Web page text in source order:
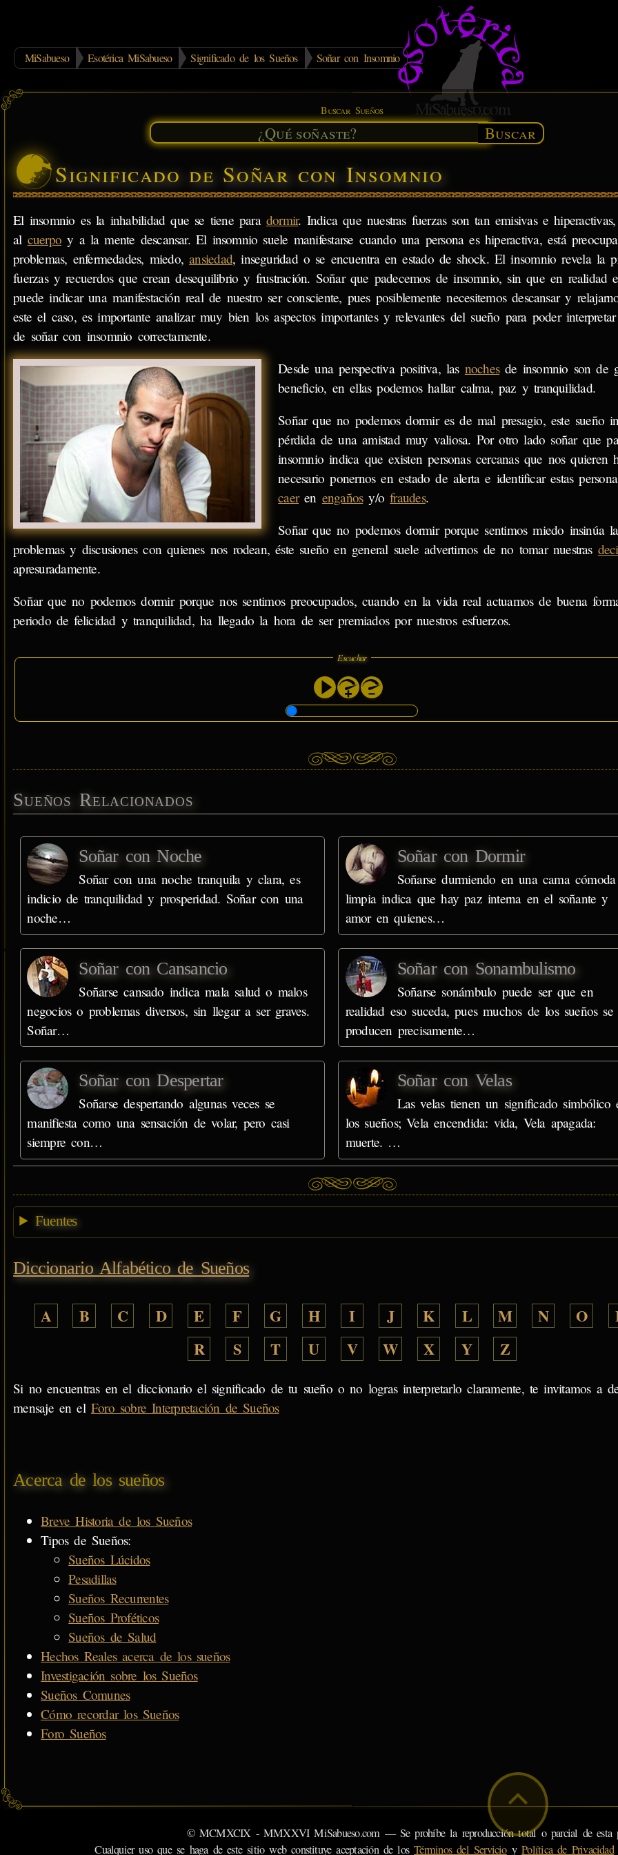
MiSabueso Esotérica MiSabueso Significado de los Sueños Soñar con Insomnio
Buscar Sueños
Buscar
Significado de Soñar con Insomnio
El insomnio es la inhabilidad que se tiene para dormir. Indica que nuestras fuerzas son tan emisivas e
al cuerpo y a la mente descansar. El insomnio suele manifestarse cuando una persona es hiperactiva, está
problemas, enfermedades, miedo,ansiedad, inseguridad o se encuentra en estado de shock. El insomnio revela la
fuerzas y recuerdos que crean desequilibrio y frustración. Soñar que padecemos de insomnio, sin que en realidad
puede indicar una manifestación real de nuestro ser consciente, pues posiblemente necesitemos descansar y
este el caso, es importante analizar muy bien los aspectos importantes y relevantes del sueño para poder
de soñar con insomnio correctamente.
Desde una perspectiva positiva, las nochesde insomnio son de
beneficio, en ellas podemos hallar calma, paz y tranquilidad.
Soñar que no podemos dormir es de mal presagio, este sueño
pérdida de una amistad muy valiosa. Por otro lado soñar que
insomnio indica que existen personas cercanas que nos quieren
necesario ponernos en estado de alerta e identificar estas
caeren engañosy/ofraudes.
Soñar que no podemos dormir porque sentimos miedo insinúa
problemas y discusiones con quienes nos rodean, éste sueño en general suele advertirnos de no tomar nuestras
apresuradamente.
Soñar que no podemos dormir porque nos sentimos preocupados, cuando en la vida real actuamos de buena
periodo de felicidad y tranquilidad, ha llegado la hora de ser premiados por nuestros esfuerzos.
Escuchar
Sueños Relacionados
Soñar con Noche
Soñar con una noche tranquila y clara, es
indicio de tranquilidad y prosperidad. Soñar con una
noche…
Soñar con Dormir
Soñarse durmiendo en una cama
limpia indica que hay paz interna en el soñante y
amor en quienes…
Soñar con Cansancio
Soñarse cansado indica mala salud o malos
negocios o problemas diversos, sin llegar a ser graves.
Soñar…
Soñar con Sonambulismo
Soñarse sonámbulo puede ser que en
realidad eso suceda, pues muchos de los sueños se
producen precisamente…
Soñar con Despertar
Soñarse despertando algunas veces se
manifiesta como una sensación de volar, pero casi
siempre con…
Soñar con Velas
Las velas tienen un significado simbólico
los sueños; Vela encendida: vida, Vela apagada:
muerte. …
Fuentes
Diccionario Alfabético de Sueños
A B C D E F G H I J K L M N O
R
S T U V W X Y Z
Si no encuentras en el diccionario el significado de tu sueño o no logras interpretarlo claramente, te invitamos a
mensaje en el Foro sobre Interpretación de Sueños
Acerca de los sueños
Breve Historia de los Sueños
Tipos de Sueños:
Sueños Lúcidos
Pesadillas
Sueños Recurrentes
Sueños Proféticos
Sueños de Salud
Hechos Reales acerca de los sueños
Investigación sobre los Sueños
Sueños Comunes
Cómo recordar los Sueños
Foro Sueños
© MCMXCIX - MMXXVI MiSabueso.com — Se prohíbe la reproducción total o parcial de esta
Cualquier uso que se haga de este sitio web constituye aceptación de losTérminos del ServicioyPolítica de Privacidad